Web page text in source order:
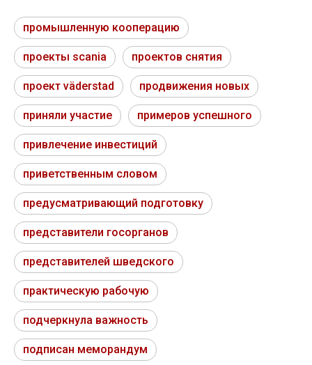
промышленную кооперацию
проекты scania проектов снятия
проект väderstad продвижения новых
приняли участие примеров успешного
привлечение инвестиций
приветственным словом
предусматривающий подготовку
представители госорганов
представителей шведского
практическую рабочую
подчеркнула важность
подписан меморандум